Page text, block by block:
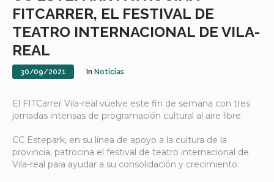
FITCARRER, EL FESTIVAL DE
TEATRO INTERNACIONAL DE VILA-
REAL
30/09/2021 In Noticias
El FITCarrer Vila-real vuelve este fin de semana con tres
jornadas intensas de programación cultural al aire libre.
CC Estepark, en su línea de apoyo a la cultura de la
provincia, patrocina el festival de teatro internacional de
Vila-real para ayudar a su consolidación y crecimiento.